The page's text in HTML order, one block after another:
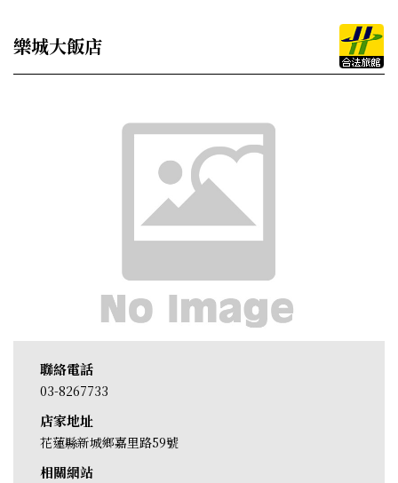
樂城大飯店
聯絡電話
03-8267733
店家地址
花蓮縣新城鄉嘉里路59號
相關網站